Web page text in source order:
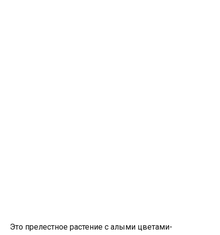
Это прелестное растение с алыми цветами-